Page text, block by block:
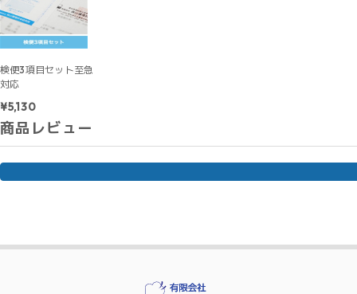
検便3項目セット至急
対応
¥5,130
商品レビュー